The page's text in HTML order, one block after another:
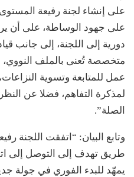
على إنشاء لجنة رفيعة
على جهود الوساطة، على أن
دورية إلى اللجنة، إلى جانب
متخصصة تُعنى بالملف النووي،
عمل للمتابعة وتسوية
لمذكرة التفاهم، فضلا عن
الصلة”.
وتابع البيان: “اتفقت اللجنة
يمهّد للبدء الفوري في جولة